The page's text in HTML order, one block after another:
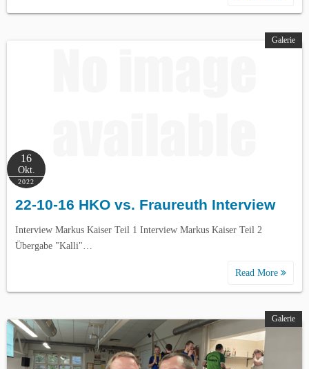
Galerie
16
Okt.
2022
22-10-16 HKO vs. Fraureuth Interview
Interview Markus Kaiser Teil 1 Interview Markus Kaiser Teil 2
Übergabe "Kalli"…
Read More
Galerie